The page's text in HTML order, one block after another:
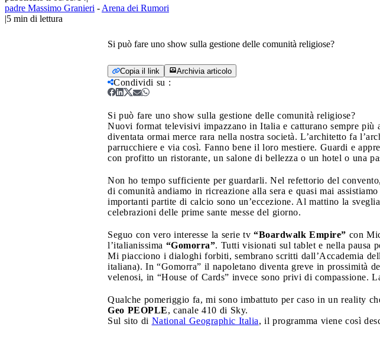
padre Massimo Granieri - Arena dei Rumori
|5 min di lettura
Si può fare uno show sulla gestione delle comunità religiose?
Copia il link Archivia articolo
Condividi su :
Si può fare uno show sulla gestione delle comunità religiose?
Nuovi format televisivi impazzano in Italia e catturano sempre più
diventata ormai merce rara nella nostra società. L’architetto fa
parrucchiere e via così. Fanno bene il loro mestiere. Guardi e
con profitto un ristorante, un salone di bellezza o un hotel o una
Non ho tempo sufficiente per guardarli. Nel refettorio del
di comunità andiamo in ricreazione alla sera e quasi mai
importanti partite di calcio sono un’eccezione. Al mattino la
celebrazioni delle prime sante messe del giorno.
Seguo con vero interesse la serie tv “Boardwalk Empire” con
l’italianissima “Gomorra”. Tutti visionati sul tablet e nella pausa
Mi piacciono i dialoghi forbiti, sembrano scritti dall’Accademia
italiana). In “Gomorra” il napoletano diventa greve in prossimità
velenosi, in “House of Cards” invece sono privi di compassione.
Qualche pomeriggio fa, mi sono imbattuto per caso in un reality
Geo PEOPLE, canale 410 di Sky.
Sul sito di National Geographic Italia, il programma viene così